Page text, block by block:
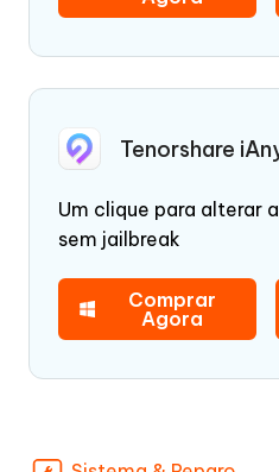
Tenorshare
Um clique para alterar
sem jailbreak
Comprar
Agora